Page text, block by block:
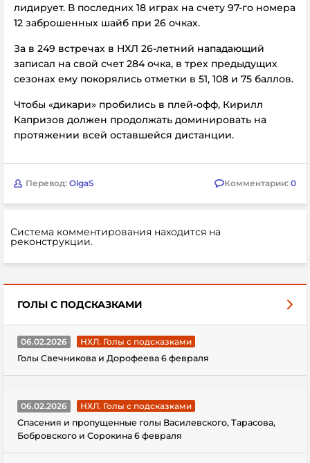
лидирует. В последних 18 играх на счету 97-го номера
12 заброшенных шайб при 26 очках.
За в 249 встречах в НХЛ 26-летний нападающий
записал на свой счет 284 очка, в трех предыдущих
сезонах ему покорялись отметки в 51, 108 и 75 баллов.
Чтобы «дикари» пробились в плей-офф, Кирилл
Капризов должен продолжать доминировать на
протяжении всей оставшейся дистанции.
Перевод: OlgaS Комментарии: 0
Система комментирования находится на
реконструкции.
ГОЛЫ С ПОДСКАЗКАМИ
06.02.2026
НХЛ. Голы с подсказками
Голы Свечникова и Дорофеева 6 февраля
06.02.2026
НХЛ. Голы с подсказками
Спасения и пропущенные голы Василевского, Тарасова,
Бобровского и Сорокина 6 февраля